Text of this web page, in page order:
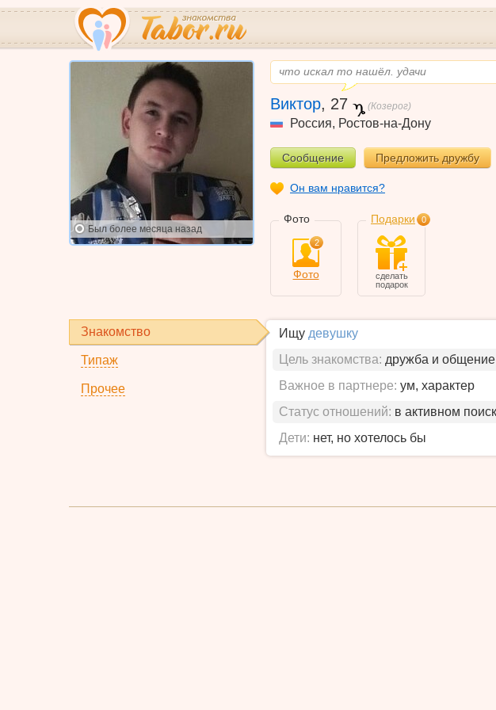
что искал то нашёл. удачи
Был более месяца назад
Виктор, 27 (Козерог)
Россия, Ростов-на-Дону
Сообщение Предложить дружбу
Он вам нравится?
Фото
2
Фото
Подарки 0
сделать
подарок
Знакомство
Типаж
Прочее
Ищу девушку
Цель знакомства: дружба и
Важное в партнере: ум, характер
Статус отношений: в активном
Дети: нет, но хотелось бы